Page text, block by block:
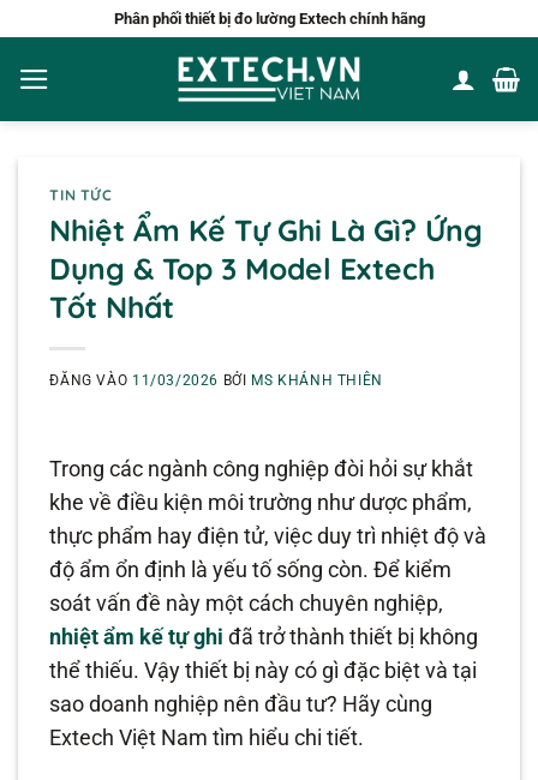
nội
dung
Phân phối thiết bị đo lường Extech chính hãng
TIN TỨC
Nhiệt Ẩm Kế Tự Ghi Là Gì? Ứng
Dụng & Top 3 Model Extech
Tốt Nhất
ĐĂNG VÀO 11/03/2026 BỞI MS KHÁNH THIÊN
Trong các ngành công nghiệp đòi hỏi sự khắt
khe về điều kiện môi trường như dược phẩm,
thực phẩm hay điện tử, việc duy trì nhiệt độ và
độ ẩm ổn định là yếu tố sống còn. Để kiểm
soát vấn đề này một cách chuyên nghiệp,
nhiệt ẩm kế tự ghi đã trở thành thiết bị không
thể thiếu. Vậy thiết bị này có gì đặc biệt và tại
sao doanh nghiệp nên đầu tư? Hãy cùng
Extech Việt Nam tìm hiểu chi tiết.